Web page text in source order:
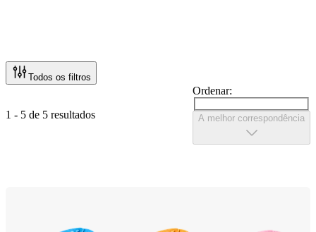
Todos os filtros
1 - 5 de 5 resultados
Ordenar:
A melhor correspondência